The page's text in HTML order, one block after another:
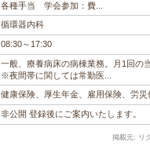
各種手当 学会参加：費...
循環器内科
08:30～17:30
一般、療養病床の病棟業務。月1回の
※夜間帯に関しては常勤医...
健康保険、厚生年金、雇用保険、労災
非公開 登録後にご案内いたします。
掲載元: リ